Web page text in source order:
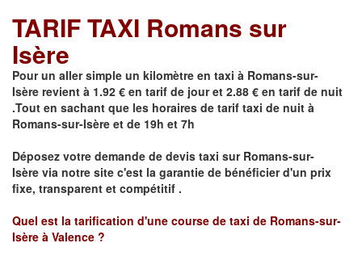
TARIF TAXI Romans sur
Isère
Pour un aller simple un kilomètre en taxi à Romans-sur-
Isère revient à 1.92 € en tarif de jour et 2.88 € en tarif de nuit
.Tout en sachant que les horaires de tarif taxi de nuit à
Romans-sur-Isère et de 19h et 7h
Déposez votre demande de devis taxi sur Romans-sur-
Isère via notre site c'est la garantie de bénéficier d'un prix
fixe, transparent et compétitif .
Quel est la tarification d'une course de taxi de Romans-sur-
Isère à Valence ?